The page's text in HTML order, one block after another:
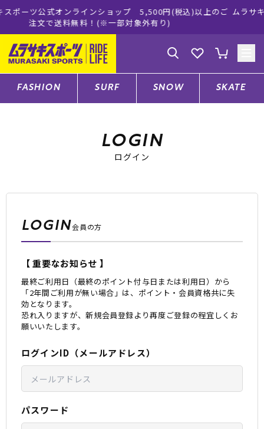
ショップ 5,500円(税込)以上のご
(※一部対象外有り)
ムラサキスポーツ公式オンラ
ゲスト様
ログイン 会員登録
スノーTOP
スケートTOP
CONTENTS
特集一覧
RIDE LIFE MAGAZINE一
店頭受取サービス
FASHION SURF SNOW SKATE
LOGIN
ログイン
LOGIN会員の方
【 重要なお知らせ 】
最終ご利用日（最終のポイント付与日または利用日）から
「2年間ご利用が無い場合」は、ポイント・会員資格共に失
効となります。
恐れ入りますが、新規会員登録より再度ご登録の程宜しくお
願いいたします。
ログインID（メールアドレス）
パスワード